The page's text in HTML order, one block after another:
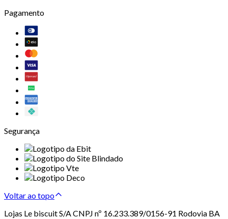
Pagamento
Segurança
Voltar ao topo
Lojas Le biscuit S/A CNPJ nº 16.233.389/0156-91 Rodovia BA